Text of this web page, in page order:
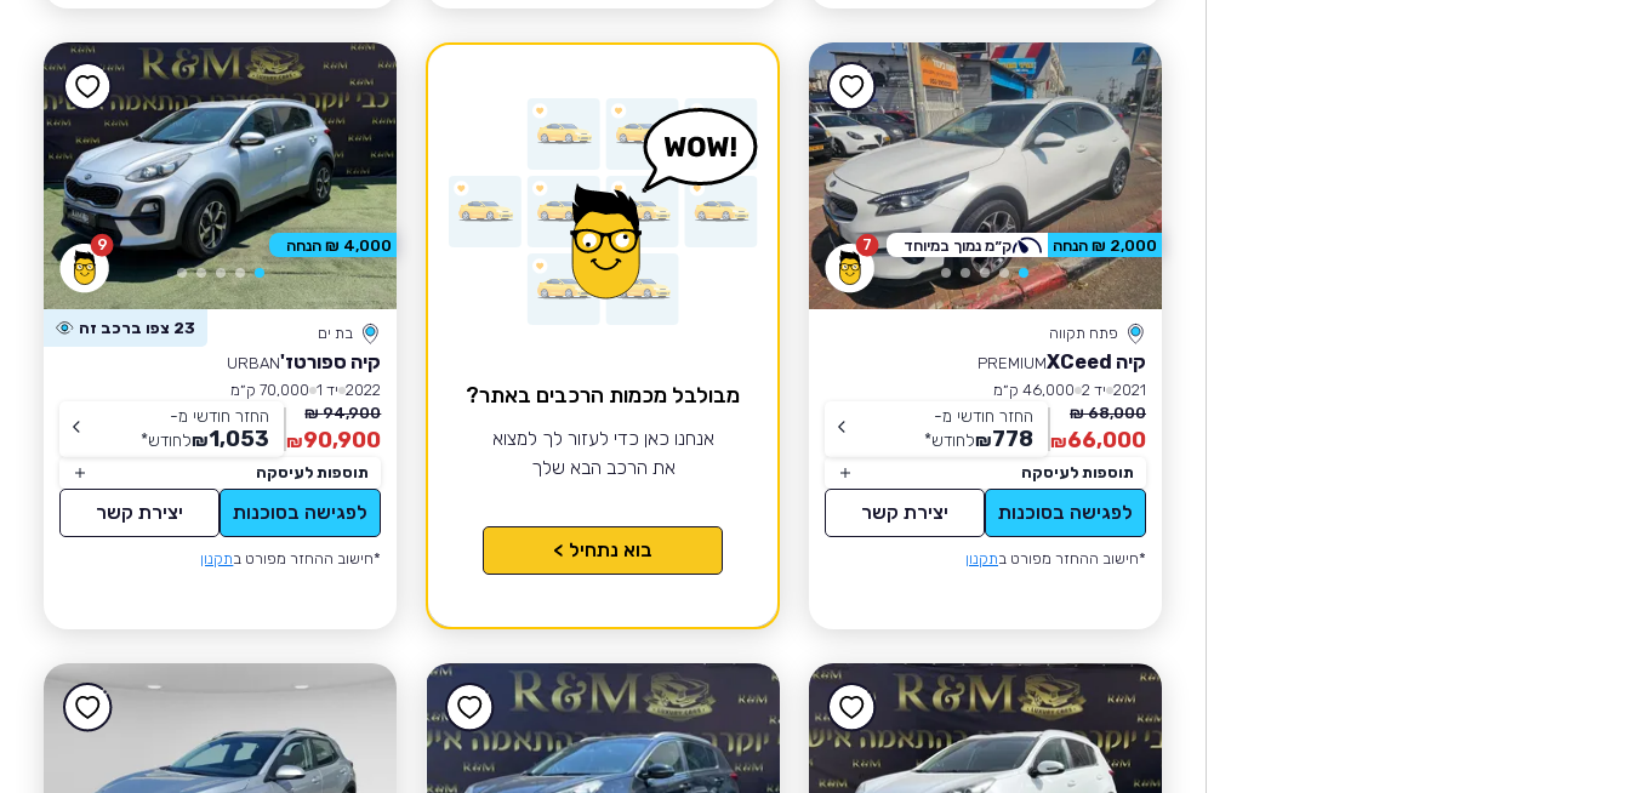
7
פתח תקווה
קיה XCeed
PREMIUM
2021 יד 2
46,000 ק״מ
68,000 ₪
66,000
₪
החזר חודשי מ-
778
₪לחודש*
תוספות לעיסקה
לפגישה בסוכנות יצירת קשר
*חישוב ההחזר מפורט בתקנון
2,000 ₪ הנחה ק״מ נמוך במיוחד
מבולבל מכמות הרכבים באתר?
אנחנו כאן כדי לעזור לך למצוא
את הרכב הבא שלך
בוא נתחיל >
9
בת ים 23 צפו ברכב זה
קיה ספורטז'URBAN
2022 יד 1
70,000 ק״מ
94,900 ₪
90,900
₪
החזר חודשי מ-
1,053
₪לחודש*
תוספות לעיסקה
לפגישה בסוכנות יצירת קשר
*חישוב ההחזר מפורט בתקנון
4,000 ₪ הנחה